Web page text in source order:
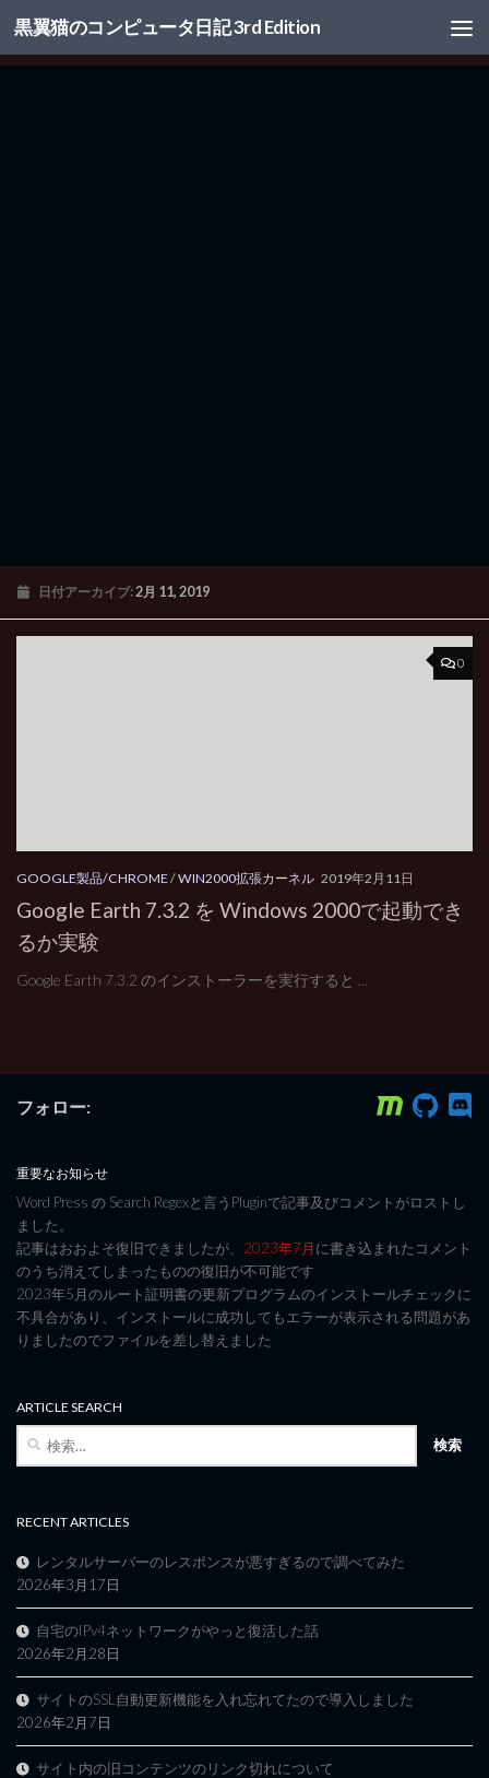
コンテンツへスキップ
黒翼猫のコンピュータ日記 3rd Edition
日付アーカイブ:2月 11, 2019
0
GOOGLE製品/CHROME/WIN2000拡張カーネル 2019年2月11日
Google Earth 7.3.2 を Windows 2000で起動でき
るか実験
Google Earth 7.3.2 のインストーラーを実行すると ...
フォロー:
重要なお知らせ
Word Press の Search Regexと言うPluginで記事及びコメントがロストし
ました。
記事はおおよそ復旧できましたが、 2023年7月に書き込まれたコメント
のうち消えてしまったものの復旧が不可能です
2023年5月のルート証明書の更新プログラムのインストールチェックに
不具合があり、インストールに成功してもエラーが表示される問題があ
りましたのでファイルを差し替えました
ARTICLE SEARCH
RECENT ARTICLES
レンタルサーバーのレスポンスが悪すぎるので調べてみた
2026年3月17日
自宅のIPv4ネットワークがやっと復活した話
2026年2月28日
サイトのSSL自動更新機能を入れ忘れてたので導入しました
2026年2月7日
サイト内の旧コンテンツのリンク切れについて